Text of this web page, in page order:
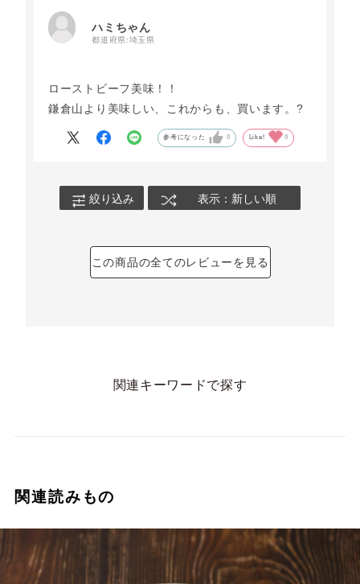
ハミちゃん
都道府県:埼玉県
ローストビーフ美味！！
鎌倉山より美味しい、これからも、買います。?
参考になった 0 Like! 0
絞り込み 表示：新しい順
この商品の全てのレビューを見る
関連キーワードで探す
関連読みもの